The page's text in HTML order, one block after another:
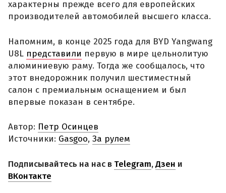
характерны прежде всего для европейских
производителей автомобилей высшего класса.
Напомним, в конце 2025 года для BYD Yangwang
U8L представили первую в мире цельнолитую
алюминиевую раму. Тогда же сообщалось, что
этот внедорожник получил шестиместный
салон с премиальным оснащением и был
впервые показан в сентябре.
Автор: Петр Осинцев
Источники: Gasgoo, За рулем
Подписывайтесь на нас в Telegram,Дзен и
ВКонтакте